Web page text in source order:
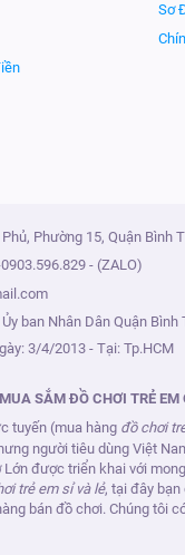
Sơ
Phường 15, Quận Bình
0903.596.829 - (ZALO)
ban Nhân Dân Quận
3/4/2013 - Tại: Tp.HCM
SẮM ĐỒ CHƠI TRẺ
tuyến (mua hàng đồ chơi
người tiêu dùng Việt
Lớn được triển khai với
trẻ em sỉ và lẻ, tại đây
bán đồ chơi. Chúng tôi